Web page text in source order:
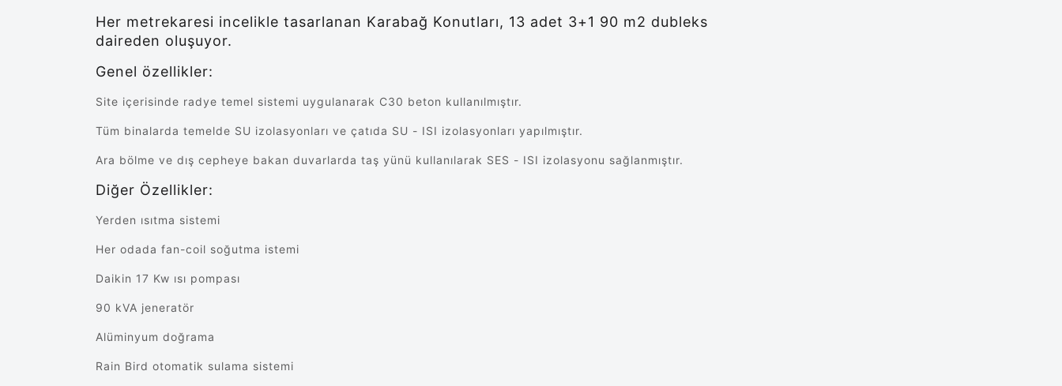
Her metrekaresi incelikle tasarlanan Karabağ Konutları, 13 adet 3+1 90 m2 dubleks
daireden oluşuyor.
Genel özellikler:
Site içerisinde radye temel sistemi uygulanarak C30 beton kullanılmıştır.
Tüm binalarda temelde SU izolasyonları ve çatıda SU - ISI izolasyonları yapılmıştır.
Ara bölme ve dış cepheye bakan duvarlarda taş yünü kullanılarak SES - ISI izolasyonu sağlanmıştır.
Diğer Özellikler:
Yerden ısıtma sistemi
Her odada fan-coil soğutma istemi
Daikin 17 Kw ısı pompası
90 kVA jeneratör
Alüminyum doğrama
Rain Bird otomatik sulama sistemi